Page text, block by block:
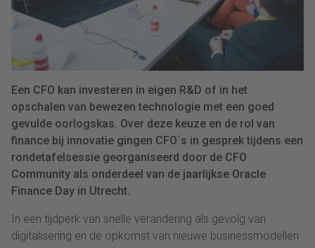
Een CFO kan investeren in eigen R&D of in het
opschalen van bewezen technologie met een goed
gevulde oorlogskas. Over deze keuze en de rol van
finance bij innovatie gingen CFO´s in gesprek tijdens een
rondetafelsessie georganiseerd door de CFO
Community als onderdeel van de jaarlijkse Oracle
Finance Day in Utrecht.
In een tijdperk van snelle verandering als gevolg van
digitalisering en de opkomst van nieuwe businessmodellen